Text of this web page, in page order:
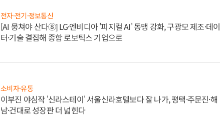
전자·전기·정보통신
[AI 뭉쳐야 산다⑧] LG·엔비디아 '피지컬 AI' 동맹 강화, 구광모 제조·데이
터·기술 결집해 종합 로보틱스 기업으로
소비자·유통
이부진 야심작 '신라스테이' 서울신라호텔보다 잘 나가, 평택·주문진·해
남·건대로 성장판 더 넓힌다